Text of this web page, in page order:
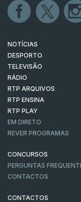
NOTÍCIAS
DESPORTO
TELEVISÃO
RÁDIO
RTP ARQUIVOS
RTP ENSINA
RTP PLAY
EM DIRETO
REVER PROGRAMAS
CONCURSOS
PERGUNTAS
CONTACTOS
CONTACTOS